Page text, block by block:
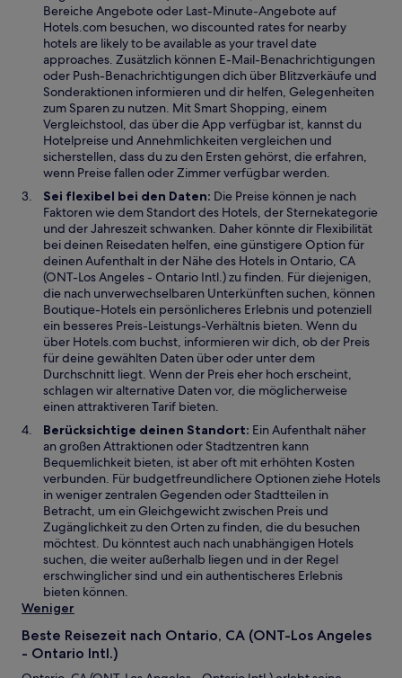
n
e
t
BereicheAngeboteW
i
r
d
i
n
e
i
n
e
m
e
u
e
n
F
e
n
s
t
e
r
g
e
ö
f
f
n
e
t
oder Last-Minute-Angebote auf
Hotels.com besuchen, wo discounted rates for nearby
hotels are likely to be available as your travel date
approaches. Zusätzlich können E-Mail-Benachrichtigungen
oder Push-Benachrichtigungen dich über Blitzverkäufe und
Sonderaktionen informieren und dir helfen, Gelegenheiten
zum Sparen zu nutzen. Mit Smart Shopping, einem
Vergleichstool, das über die App verfügbar ist, kannst du
Hotelpreise und Annehmlichkeiten vergleichen und
sicherstellen, dass du zu den Ersten gehörst, die erfahren,
wenn Preise fallen oder Zimmer verfügbar werden.
Sei flexibel bei den Daten: Die Preise können je nach
Faktoren wie dem Standort des Hotels, der Sternekategorie
und der Jahreszeit schwanken. Daher könnte dir Flexibilität
bei deinen Reisedaten helfen, eine günstigere Option für
deinen Aufenthalt in der Nähe des Hotels in Ontario, CA
(ONT-Los Angeles - Ontario Intl.) zu finden. Für diejenigen,
die nach unverwechselbaren Unterkünften suchen, können
Boutique-Hotels ein persönlicheres Erlebnis und potenziell
ein besseres Preis-Leistungs-Verhältnis bieten. Wenn du
über Hotels.com buchst, informieren wir dich, ob der Preis
für deine gewählten Daten über oder unter dem
Durchschnitt liegt. Wenn der Preis eher hoch erscheint,
schlagen wir alternative Daten vor, die möglicherweise
einen attraktiveren Tarif bieten.
Berücksichtige deinen Standort: Ein Aufenthalt näher
an großen Attraktionen oder Stadtzentren kann
Bequemlichkeit bieten, ist aber oft mit erhöhten Kosten
verbunden. Für budgetfreundlichere Optionen ziehe Hotels
in weniger zentralen Gegenden oder Stadtteilen in
Betracht, um ein Gleichgewicht zwischen Preis und
Zugänglichkeit zu den Orten zu finden, die du besuchen
möchtest. Du könntest auch nach unabhängigen Hotels
suchen, die weiter außerhalb liegen und in der Regel
erschwinglicher sind und ein authentischeres Erlebnis
bieten können.
Weniger
Beste Reisezeit nach Ontario, CA (ONT-Los Angeles
- Ontario Intl.)